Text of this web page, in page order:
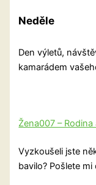
Neděle
Den výletů,
kamarádem
Žena007 –
Vyzkoušeli jste
bavilo? Pošlete